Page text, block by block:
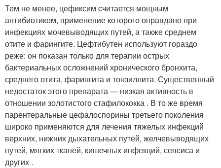
Тем не менее, цефиксим считается мощным
антибиотиком, применение которого оправдано при
инфекциях мочевыводящих путей, а также среднем
отите и фарингите. Цефтибутен используют гораздо
реже: он показан только для терапии острых
бактериальных осложнений хронического бронхита,
среднего отита, фарингита и тонзиллита. Существенный
недостаток этого препарата — низкая активность в
отношении золотистого стафилококка . В то же время
парентеральные цефалоспорины третьего поколения
широко применяются для лечения тяжелых инфекций
верхних, нижних дыхательных путей, желчевыводящих
путей, мягких тканей, кишечных инфекций, сепсиса и
других .